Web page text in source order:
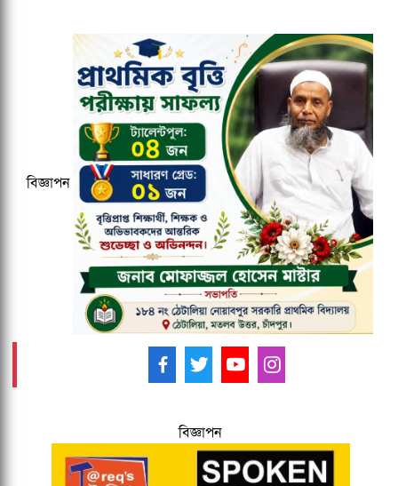
ঢাকেশ্বরী মন্দিরে সমলিঙ্গের বিয়ের অভিযোগ:
ব্যবস্থার দাবিতে ১২৩০ নাগরিকের বিবৃতি
কুবির ইংরেজি বিভাগের সন্ধ্যাকালীন
মাস্টার্সের ১৮তম ব্যাচকে বিদায় সংবর্ধনা
২০২৭ ক্রিকেট বিশ্বকাপের ১২ ভেন্যু ঘোষণা,
আয়োজক তিন দেশ
বিজ্ঞাপন
বিজ্ঞাপন